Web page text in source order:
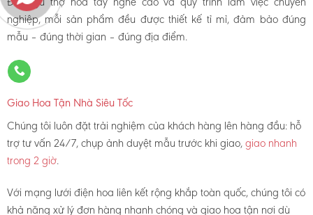
nghiệp, mỗi sản phẩm đều được thiết kế tỉ mỉ, đảm bảo đúng
mẫu – đúng thời gian – đúng địa điểm.
Giao Hoa Tận Nhà Siêu Tốc
Chúng tôi luôn đặt trải nghiệm của khách hàng lên hàng đầu: hỗ
trợ tư vấn 24/7, chụp ảnh duyệt mẫu trước khi giao,giao nhanh
trong 2 giờ.
Với mạng lưới điện hoa liên kết rộng khắp toàn quốc, chúng tôi có
khả năng xử lý đơn hàng nhanh chóng và giao hoa tận nơi dù